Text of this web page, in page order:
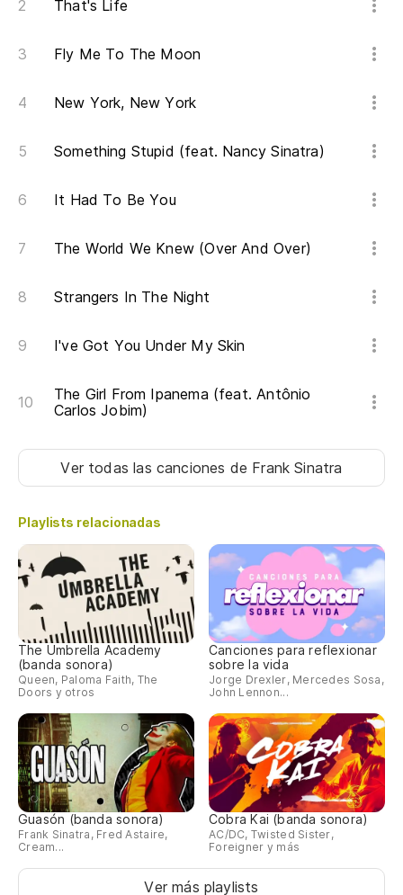
That's Life
Fly Me To The Moon
New York, New York
Something Stupid (feat. Nancy Sinatra)
It Had To Be You
The World We Knew (Over And Over)
Strangers In The Night
I've Got You Under My Skin
The Girl From Ipanema (feat. Antônio
Carlos Jobim)
Ver todas las canciones de Frank Sinatra
Playlists relacionadas
The Umbrella Academy
(banda sonora)
Queen, Paloma Faith, The
Doors y otros
Canciones para reflexionar
sobre la vida
Jorge Drexler, Mercedes Sosa,
John Lennon...
Guasón (banda sonora)
Frank Sinatra, Fred Astaire,
Cream...
Cobra Kai (banda sonora)
AC/DC, Twisted Sister,
Foreigner y más
Ver más playlists